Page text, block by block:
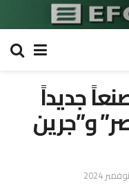
جديداً
و”جرين